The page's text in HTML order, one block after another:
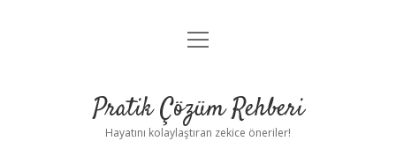
Anasayfa
Yasal Uyarı
menüyü
Pratik Çözüm Rehberi
Hayatını kolaylaştıran zekice öneriler!